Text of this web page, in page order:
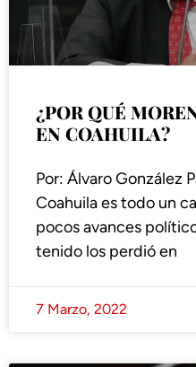
¿POR QUÉ
EN COAHUILA?
Por: Álvaro González
Coahuila es todo un
pocos avances
tenido los perdió en
7 Marzo, 2022